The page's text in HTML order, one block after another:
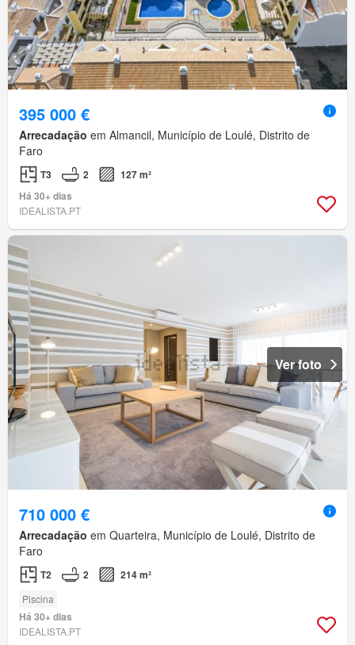
395 000 €
Arrecadação em Almancil, Município de Loulé, Distrito de
Faro
T3 2
127 m²
Há 30+ dias
IDEALISTA.PT
Ver foto
710 000 €
Arrecadação em Quarteira, Município de Loulé, Distrito de
Faro
T2 2 214 m²
Piscina
Há 30+ dias
IDEALISTA.PT